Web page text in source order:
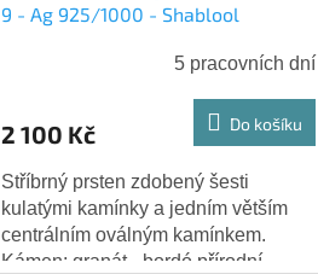
9 - Ag 925/1000 - Shablool
5 pracovních dní
2 100 Kč Do košíku
Stříbrný prsten zdobený šesti
kulatými kamínky a jedním větším
centrálním oválným kamínkem.
Kámen: granát - bordó přírodní